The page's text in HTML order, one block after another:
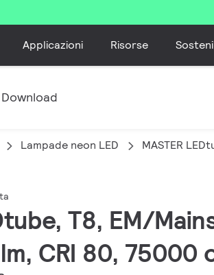
Applicazioni Risorse
Download
Lampade neon LED MASTER
T8, EM/
CRI 80, 75000